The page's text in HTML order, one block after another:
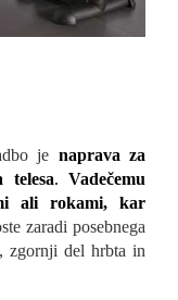
je naprava za
telesa. Vadečemu
ali rokami, kar
zaradi posebnega
zgornji del hrbta in